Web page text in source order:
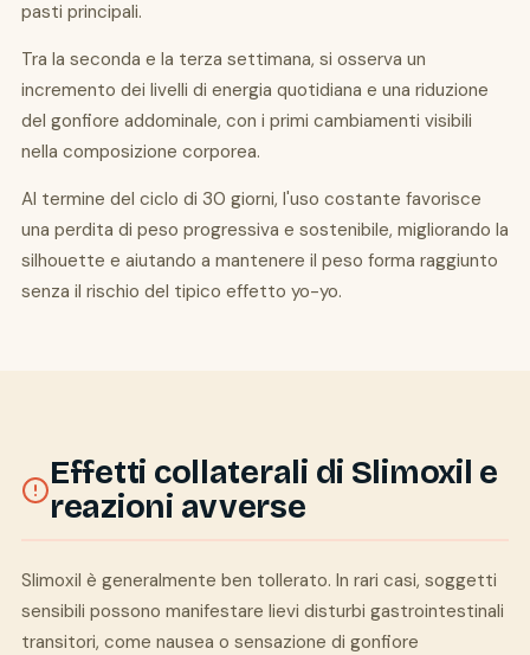
pasti principali.
Tra la seconda e la terza settimana, si osserva un
incremento dei livelli di energia quotidiana e una riduzione
del gonfiore addominale, con i primi cambiamenti visibili
nella composizione corporea.
Al termine del ciclo di 30 giorni, l'uso costante favorisce
una perdita di peso progressiva e sostenibile, migliorando la
silhouette e aiutando a mantenere il peso forma raggiunto
senza il rischio del tipico effetto yo-yo.
Effetti collaterali di Slimoxil e
reazioni avverse
Slimoxil è generalmente ben tollerato. In rari casi, soggetti
sensibili possono manifestare lievi disturbi gastrointestinali
transitori, come nausea o sensazione di gonfiore